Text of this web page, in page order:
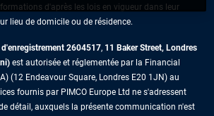
d'après les lois en vigueur dans leur
lieu de domicile ou de résidence.
d'enregistrement 2604517, 11 Baker Street, Londres
est autorisée et réglementée par la Financial
(12 Endeavour Square, Londres E20 1JN) au
fournis par PIMCO Europe Ltd ne s'adressent
détail, auxquels la présente communication n'est